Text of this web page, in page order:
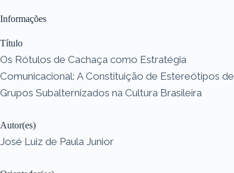
Informações
Título
Os Rótulos de Cachaça como Estratégia
Comunicacional: A Constituição de Estereótipos de
Grupos Subalternizados na Cultura Brasileira
Autor(es)
José Luiz de Paula Junior